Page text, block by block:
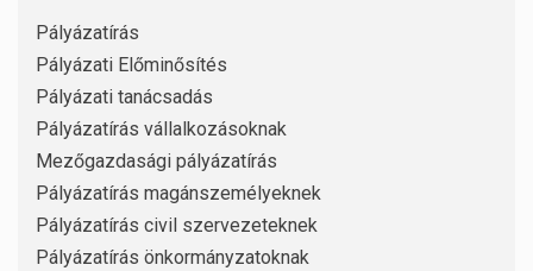
Pályázatírás
Pályázati Előminősítés
Pályázati tanácsadás
Pályázatírás vállalkozásoknak
Mezőgazdasági pályázatírás
Pályázatírás magánszemélyeknek
Pályázatírás civil szervezeteknek
Pályázatírás önkormányzatoknak